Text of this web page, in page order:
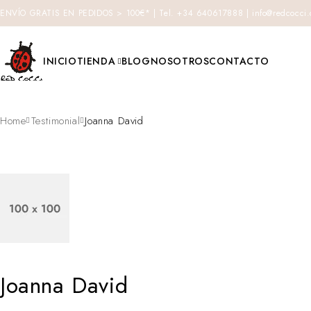
ENVÍO GRATIS EN PEDIDOS > 100€* | Tel. +34 640617888 |
INICIOTIENDA BLOGNOSOTROSCONTACTO
Home Testimonial Joanna David
Joanna David